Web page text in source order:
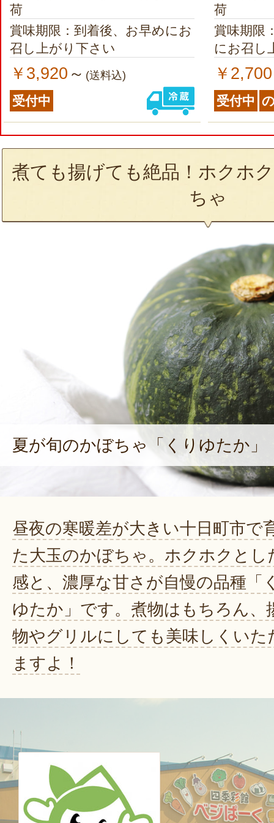
荷
賞味期限：到着後、お早めにお
召し上がり下さい
￥3,920 ～ (送料込)
受付中
荷
賞味期限
にお召し
￥2,700
受付中
煮ても揚げても絶品！ホクホ
ちゃ
夏が旬のかぼちゃ「くりゆたか」
昼夜の寒暖差が大きい十日町市で
た大玉のかぼちゃ。ホクホクとし
感と、濃厚な甘さが自慢の品種「
ゆたか」です。煮物はもちろん、
物やグリルにしても美味しくいた
ますよ！